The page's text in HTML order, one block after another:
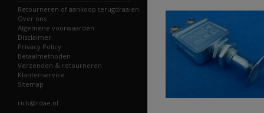
Retourneren of aankoop terugdraaien
Over ons
Algemene voorwaarden
Disclaimer
Privacy Policy
Betaalmethoden
Verzenden & retourneren
Klantenservice
Sitemap
rick@rdae.nl